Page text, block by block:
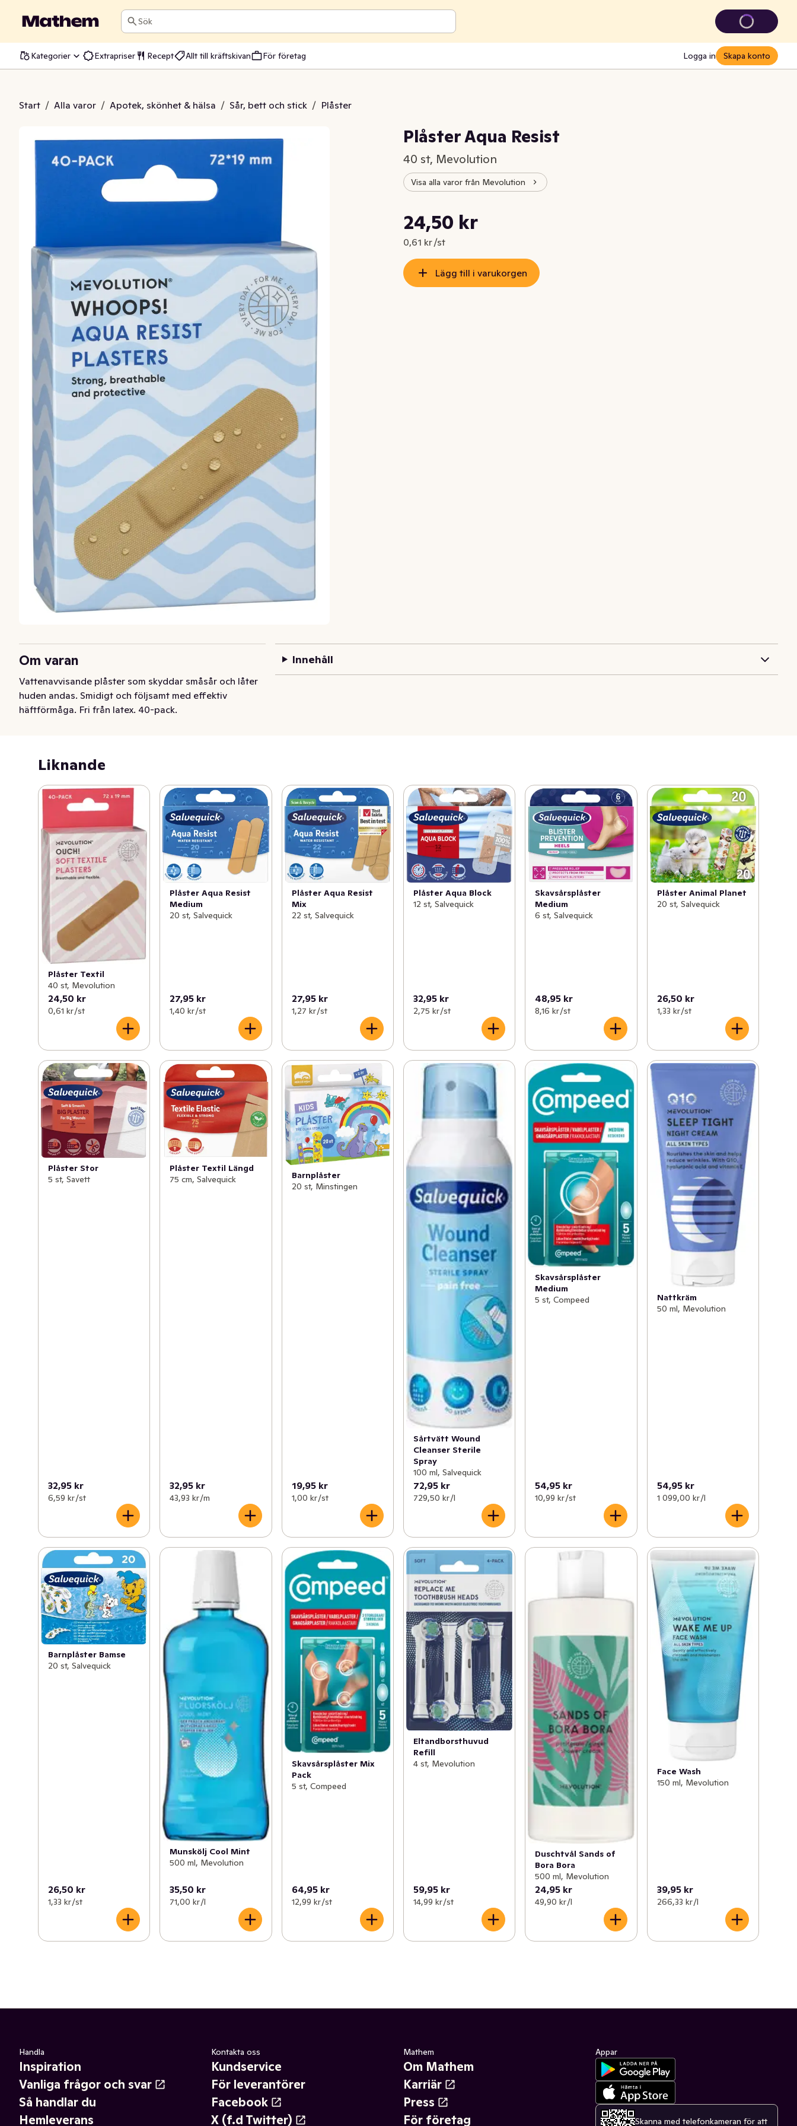
Sök
Kategorier Extrapriser Recept Allt till kräftskivan För företag Logga in Skapa konto
Start / Alla varor / Apotek, skönhet & hälsa / Sår, bett och stick / Plåster
Aqua Resist
Plåster Aqua Resist
40 st, Mevolution
Visa alla varor från Mevolution
Nuvarande pris är: 24,50 kr
24,50 kr
0,61 kr /st
Styckpris: 0,61 kr /st
Lägg till i varukorgen
Om varan
Vattenavvisande plåster som skyddar småsår och låter
huden andas. Smidigt och följsamt med effektiv
häftförmåga. Fri från latex. 40-pack.
Innehåll
Liknande
Plåster Textil
40 st, Mevolution
24,50 kr
0,61 kr /st
Plåster Aqua Resist
Medium
20 st, Salvequick
27,95 kr
1,40 kr /st
Plåster Aqua Resist
Mix
22 st, Salvequick
27,95 kr
1,27 kr /st
Plåster Aqua Block
12 st, Salvequick
32,95 kr
2,75 kr /st
Skavsårsplåster
Medium
6 st, Salvequick
48,95 kr
8,16 kr /st
Plåster Animal Planet
20 st, Salvequick
26,50 kr
1,33 kr /st
Plåster Stor
5 st, Savett
32,95 kr
6,59 kr /st
Plåster Textil Längd
75 cm, Salvequick
32,95 kr
43,93 kr /m
Barnplåster
20 st, Minstingen
19,95 kr
1,00 kr /st
Sårtvätt Wound
Cleanser Sterile
Spray
100 ml, Salvequick
72,95 kr
729,50 kr /l
Skavsårsplåster
Medium
5 st, Compeed
54,95 kr
10,99 kr /st
Nattkräm
50 ml, Mevolution
54,95 kr
1 099,00 kr /l
Barnplåster Bamse
20 st, Salvequick
26,50 kr
1,33 kr /st
Munskölj Cool Mint
500 ml, Mevolution
35,50 kr
71,00 kr /l
Skavsårsplåster Mix
Pack
5 st, Compeed
64,95 kr
12,99 kr /st
Eltandborsthuvud
Refill
4 st, Mevolution
59,95 kr
14,99 kr /st
Duschtvål Sands of
Bora Bora
500 ml, Mevolution
24,95 kr
49,90 kr /l
Face Wash
150 ml, Mevolution
39,95 kr
266,33 kr /l
Handla
Inspiration
Vanliga frågor och svar
Så handlar du
Hemleverans
Kontakta oss
Kundservice
För leverantörer
Facebook
X (f.d Twitter)
Mathem
Om Mathem
Karriär
Press
För företag
Appar
Skanna med telefonkameran för att